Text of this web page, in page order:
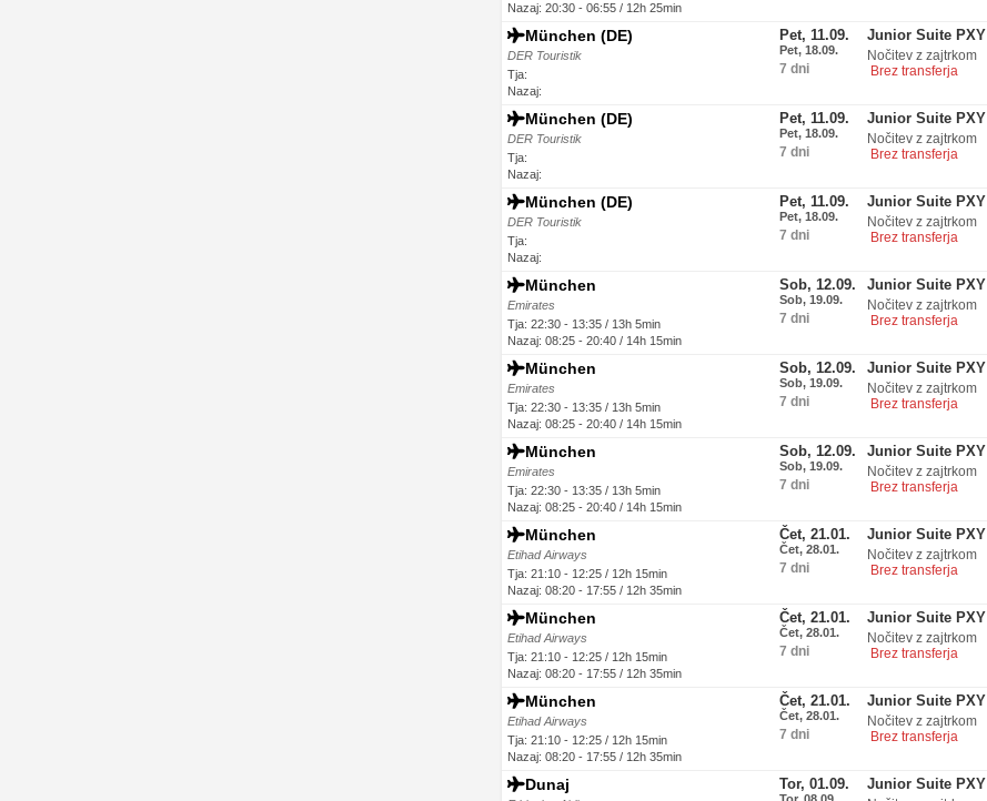
Nazaj: 20:30 - 06:55 / 12h 25min
München (DE)
DER Touristik
Tja:
Nazaj:
Pet, 11.09.
Pet, 18.09.
7 dni
Junior Suite PXY
Nočitev z zajtrkom
Brez transferja
München (DE)
DER Touristik
Tja:
Nazaj:
Pet, 11.09.
Pet, 18.09.
7 dni
Junior Suite PXY
Nočitev z zajtrkom
Brez transferja
München (DE)
DER Touristik
Tja:
Nazaj:
Pet, 11.09.
Pet, 18.09.
7 dni
Junior Suite PXY
Nočitev z zajtrkom
Brez transferja
München
Emirates
Tja: 22:30 - 13:35 / 13h 5min
Nazaj: 08:25 - 20:40 / 14h 15min
Sob, 12.09.
Sob, 19.09.
7 dni
Junior Suite PXY
Nočitev z zajtrkom
Brez transferja
München
Emirates
Tja: 22:30 - 13:35 / 13h 5min
Nazaj: 08:25 - 20:40 / 14h 15min
Sob, 12.09.
Sob, 19.09.
7 dni
Junior Suite PXY
Nočitev z zajtrkom
Brez transferja
München
Emirates
Tja: 22:30 - 13:35 / 13h 5min
Nazaj: 08:25 - 20:40 / 14h 15min
Sob, 12.09.
Sob, 19.09.
7 dni
Junior Suite PXY
Nočitev z zajtrkom
Brez transferja
München
Etihad Airways
Tja: 21:10 - 12:25 / 12h 15min
Nazaj: 08:20 - 17:55 / 12h 35min
Čet, 21.01.
Čet, 28.01.
7 dni
Junior Suite PXY
Nočitev z zajtrkom
Brez transferja
München
Etihad Airways
Tja: 21:10 - 12:25 / 12h 15min
Nazaj: 08:20 - 17:55 / 12h 35min
Čet, 21.01.
Čet, 28.01.
7 dni
Junior Suite PXY
Nočitev z zajtrkom
Brez transferja
München
Etihad Airways
Tja: 21:10 - 12:25 / 12h 15min
Nazaj: 08:20 - 17:55 / 12h 35min
Čet, 21.01.
Čet, 28.01.
7 dni
Junior Suite PXY
Nočitev z zajtrkom
Brez transferja
Dunaj Tor, 01.09. Junior Suite PXY